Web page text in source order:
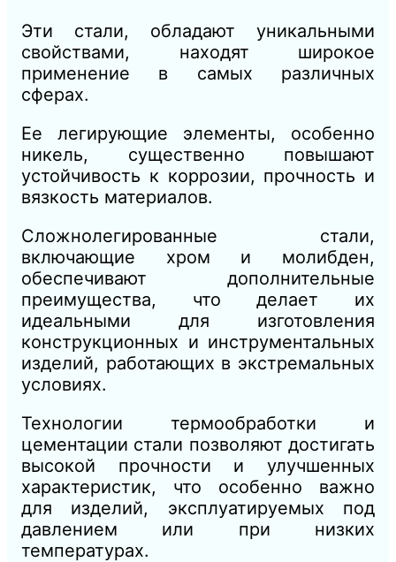
Эти стали, обладают уникальными
свойствами, находят широкое
применение в самых различных
сферах.
Ее легирующие элементы, особенно
никель, существенно повышают
устойчивость к коррозии, прочность и
вязкость материалов.
Сложнолегированные стали,
включающие хром и молибден,
обеспечивают дополнительные
преимущества, что делает их
идеальными для изготовления
конструкционных и инструментальных
изделий, работающих в экстремальных
условиях.
Технологии термообработки и
цементации стали позволяют достигать
высокой прочности и улучшенных
характеристик, что особенно важно
для изделий, эксплуатируемых под
давлением или при низких
температурах.